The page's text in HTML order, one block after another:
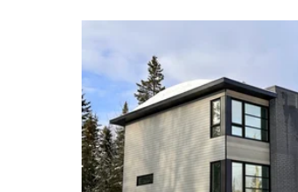
Bigénérations